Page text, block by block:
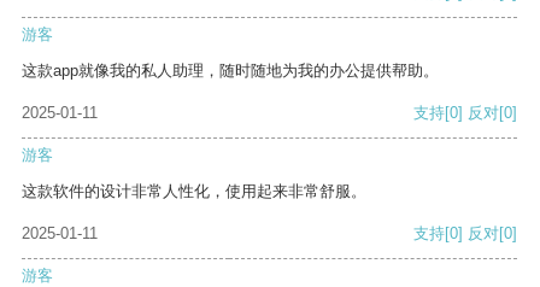
游客
这款app就像我的私人助理，随时随地为我的办公提供帮助。
2025-01-11 支持[0] 反对[0]
游客
这款软件的设计非常人性化，使用起来非常舒服。
2025-01-11 支持[0] 反对[0]
游客